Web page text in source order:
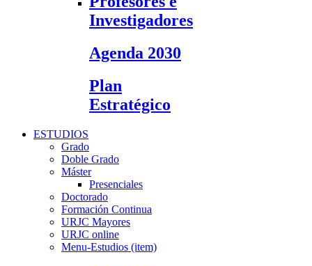
Investigadores
Agenda 2030
Plan
Estratégico
ESTUDIOS
Grado
Doble Grado
Máster
Presenciales
Doctorado
Formación Continua
URJC Mayores
URJC online
Menu-Estudios (item)